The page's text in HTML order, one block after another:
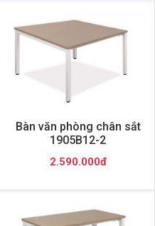
Bàn văn phòng chân sắt
1905B12-2
2.590.000đ